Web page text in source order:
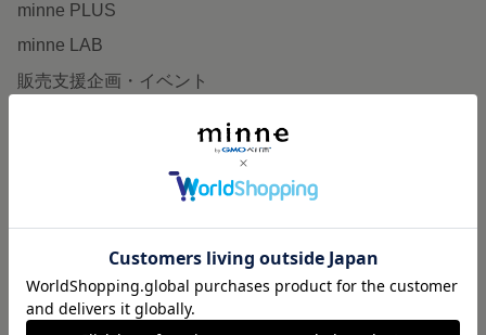
minne PLUS
minne LAB
販売支援企画・イベント
minneとものづくりと
minneの本